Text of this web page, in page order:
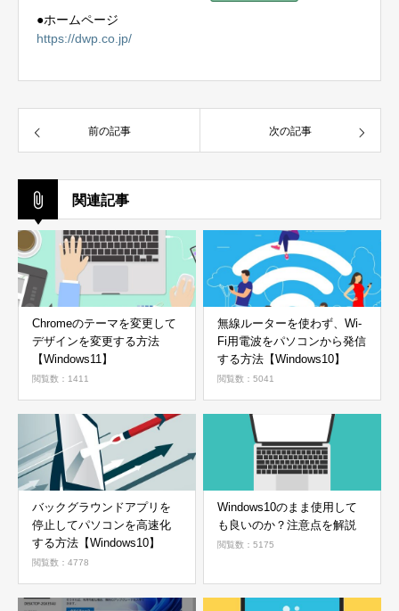
●ホームページ
https://dwp.co.jp/
前の記事 次の記事
関連記事
Chromeのテーマを変更して
デザインを変更する方法
【Windows11】
閲覧数：1411
無線ルーターを使わず、Wi-
Fi用電波をパソコンから発信
する方法【Windows10】
閲覧数：5041
バックグラウンドアプリを
停止してパソコンを高速化
する方法【Windows10】
閲覧数：4778
Windows10のまま使用して
も良いのか？注意点を解説
閲覧数：5175